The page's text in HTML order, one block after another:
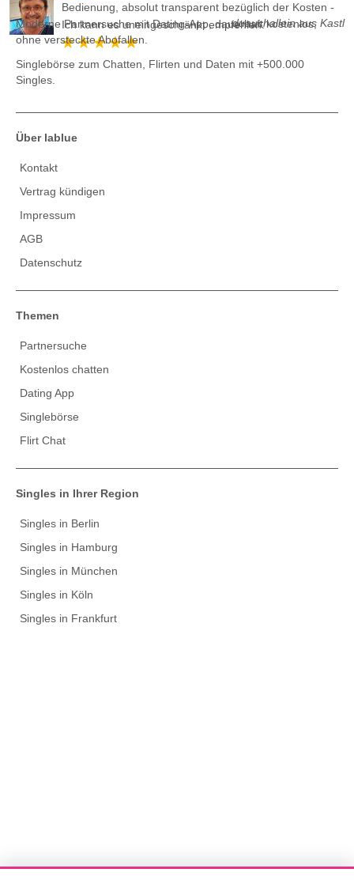
Bedienung, absolut transparent bezüglich der Kosten -
Ich kann es uneingeschränkt empfehlen.duauchallein aus Kastl
Moderne Partnersuche mit Dating-App, dauerhaft kostenlos,
ohne versteckte Abofallen.
Singlebörse zum Chatten, Flirten und Daten mit +500.000
Singles.
Über lablue
Kontakt
Vertrag kündigen
Impressum
AGB
Datenschutz
Themen
Partnersuche
Kostenlos chatten
Dating App
Singlebörse
Flirt Chat
Singles in Ihrer Region
Singles in Berlin
Singles in Hamburg
Singles in München
Singles in Köln
Singles in Frankfurt